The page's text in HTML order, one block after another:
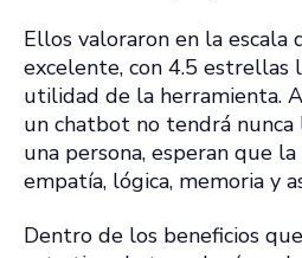
Ellos valoraron en la escala
excelente, con 4.5 estrellas
utilidad de la herramienta.
un chatbot no tendrá nunca
una persona, esperan que
empatía, lógica, memoria y
Dentro de los beneficios